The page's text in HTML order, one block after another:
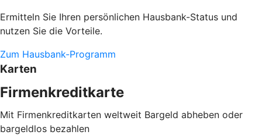
Ermitteln Sie Ihren persönlichen Hausbank-Status und
nutzen Sie die Vorteile.
Zum Hausbank-Programm
Karten
Firmenkreditkarte
Mit Firmenkreditkarten weltweit Bargeld abheben oder
bargeldlos bezahlen